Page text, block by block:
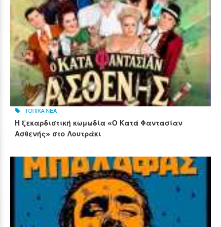
ΤΟΠΙΚΑ ΝΕΑ
Η ξεκαρδιστική κωμωδία «Ο Κατά Φαντασίαν
Ασθενής» στο Λουτράκι